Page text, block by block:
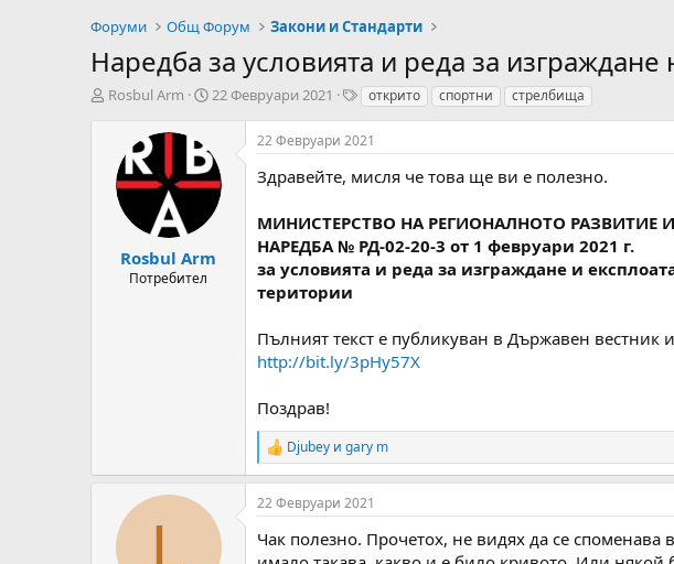
Форуми Общ Форум Закони и Стандарти
Наредба за условията и реда за
А
Rosbul Arm
Н
а
л
н
а
а
22 Февруари 2021
T
g
s
открито спортни стрелбища
Rosbul Arm
Потребител
22 Февруари 2021
Здравейте, мисля че това ще ви е полезно.
МИНИСТЕРСТВО НА РЕГИОНАЛНОТО РАЗВИТИЕ
НАРЕДБА № РД-02-20-3 от 1 февруари 2021 г.
за условията и реда за изграждане и
територии
Пълният текст е публикуван в Държавен вестник
http://bit.ly/3pHy57X
Поздрав!
R
e
a
c
i
o
Djubey и gary m
L
22 Февруари 2021
Чак полезно. Прочетох, не видях да се споменава